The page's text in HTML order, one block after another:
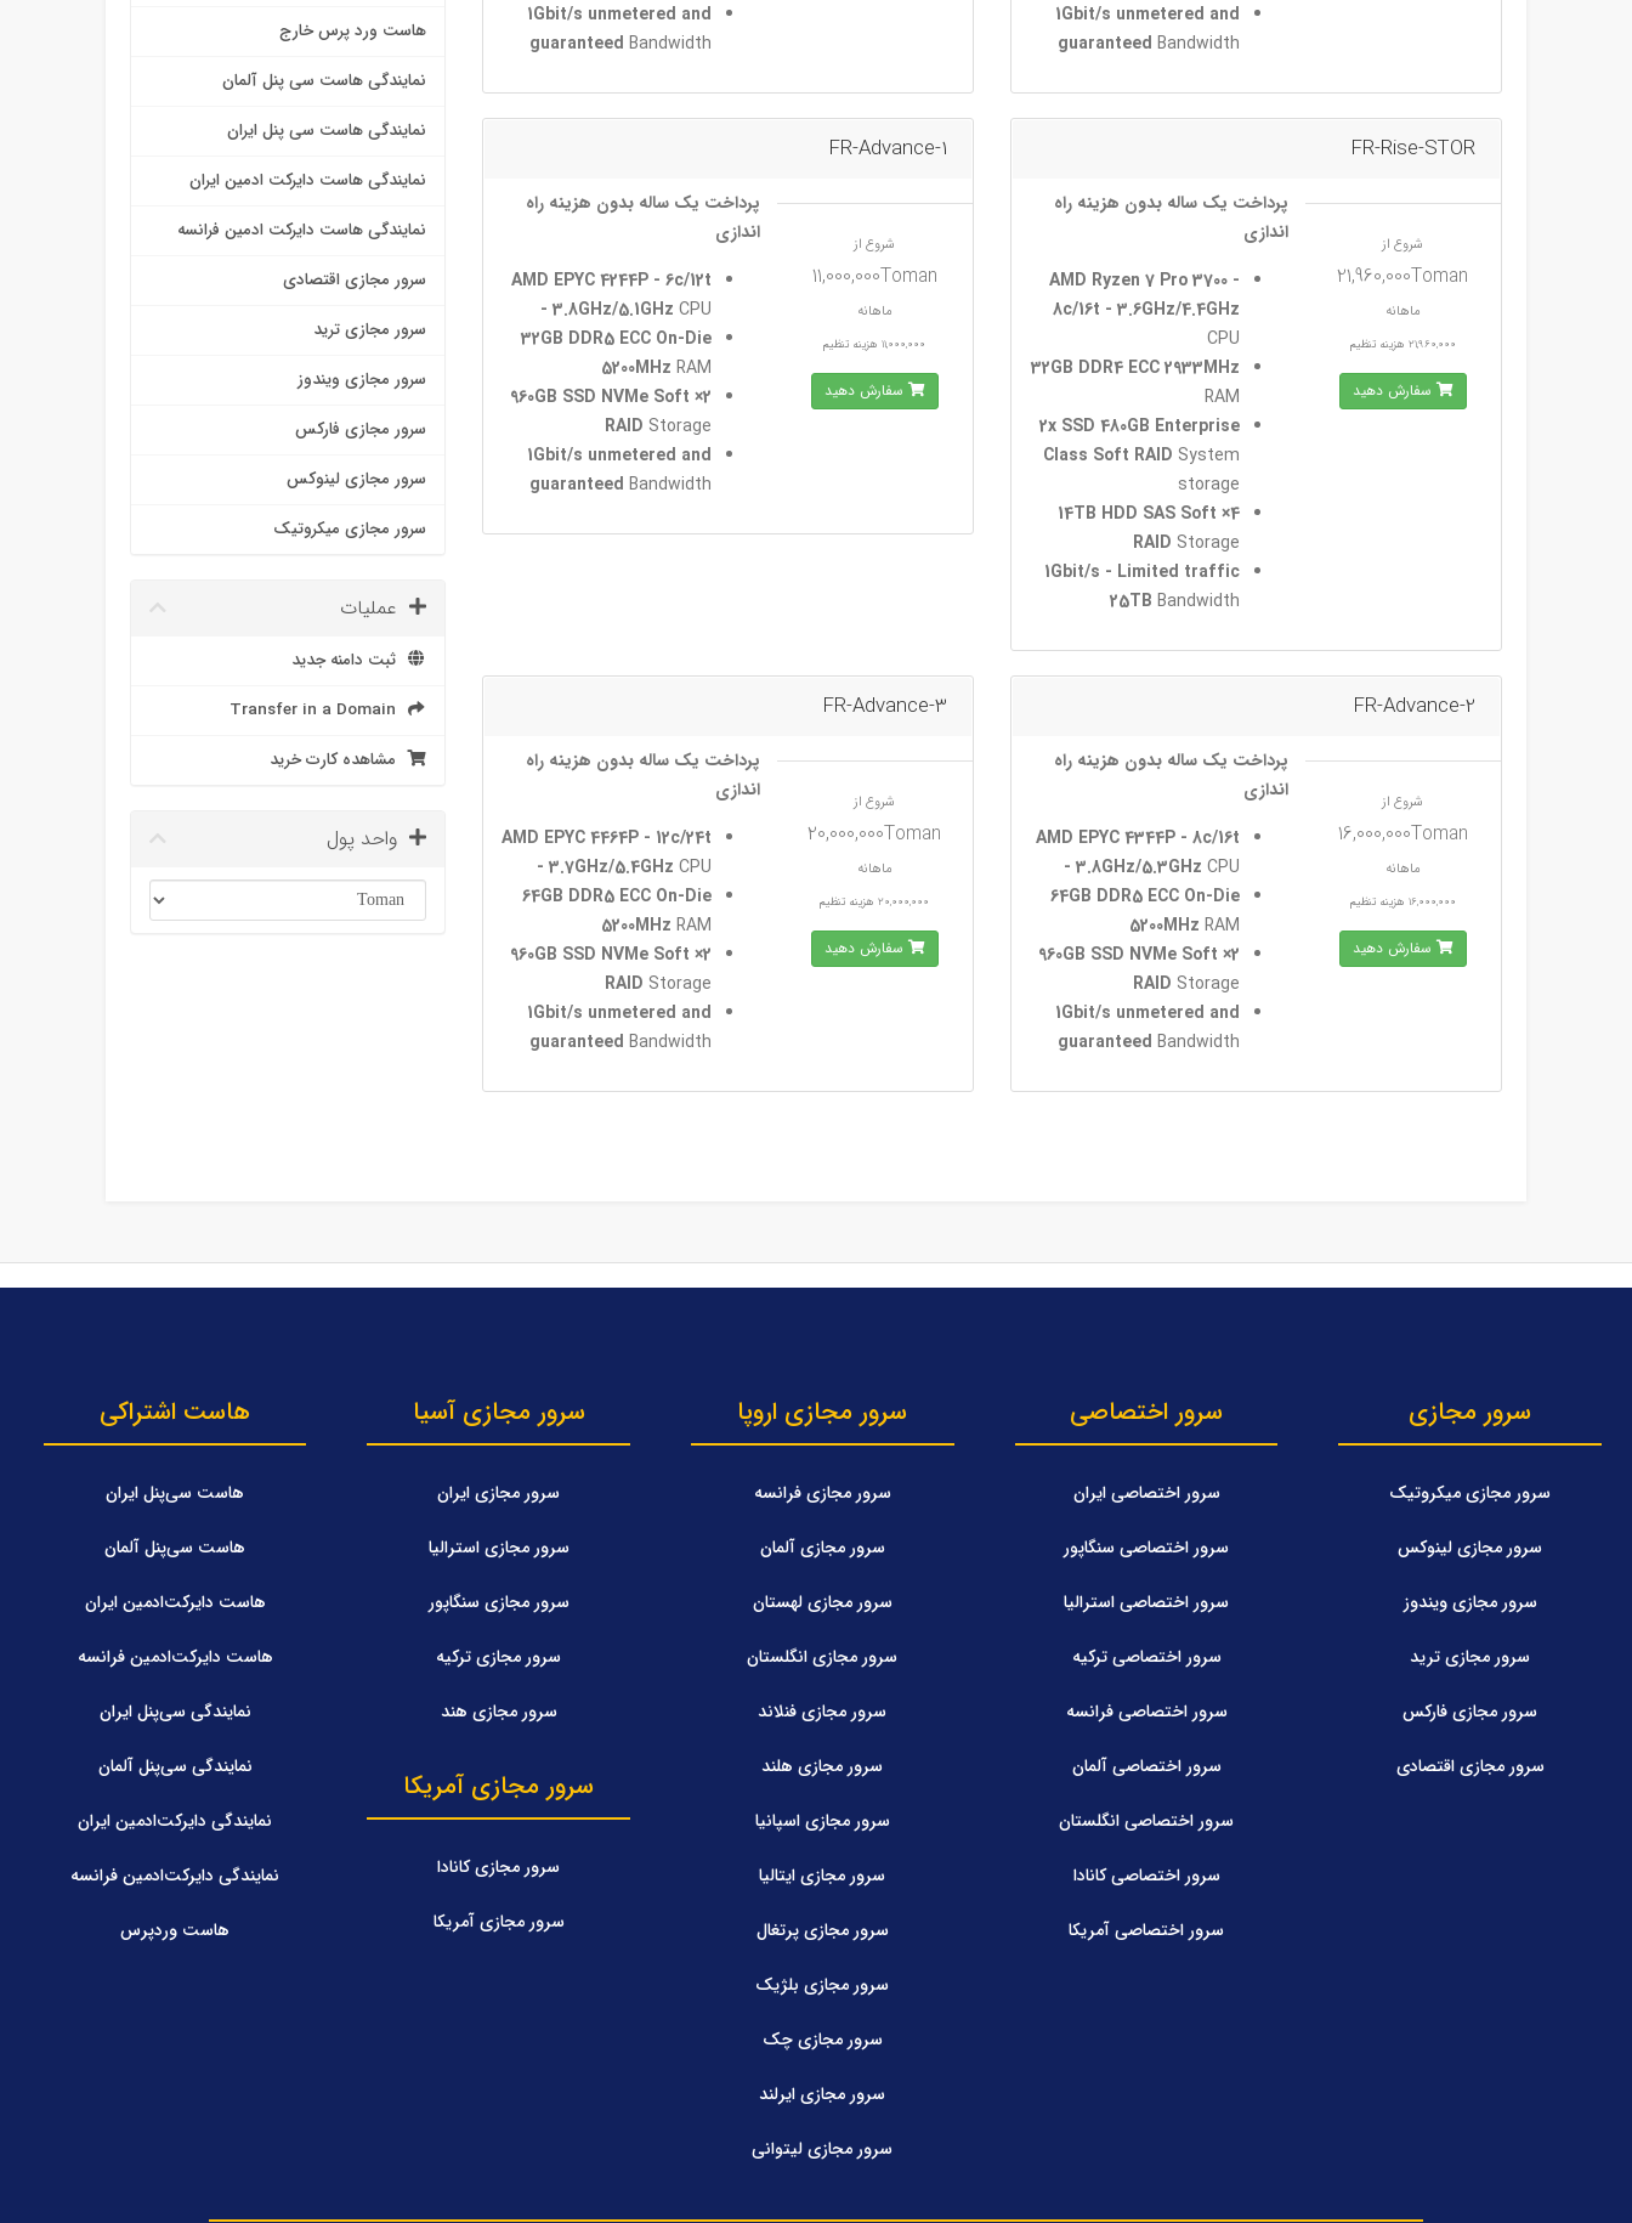
هاست ورد پرس خارج
نمایندگی هاست سی پنل آلمان
نمایندگی هاست سی پنل ایران
نمایندگی هاست دایرکت ادمین ایران
نمایندگی هاست دایرکت ادمین فرانسه
سرور مجازی اقتصادی
سرور مجازی ترید
سرور مجازی ویندوز
سرور مجازی فارکس
سرور مجازی لینوکس
سرور مجازی میکروتیک
عملیات
ثبت دامنه جدید
مشاهده کارت خرید
واحد پول
1Gbit/s unmetered and
guaranteed Bandwidth
1Gbit/s unmetered and
guaranteed Bandwidth
FR-Rise-STOR
پرداخت یک ساله بدون هزینه راه
اندازی
AMD Ryzen 7 Pro 3700 -
8c/16t - 3.6GHz/4.4GHz
CPU
32GB DDR4 ECC 2933MHz
RAM
2x SSD 480GB Enterprise
Class Soft RAID System
storage
4× 14TB HDD SAS Soft
RAID Storage
1Gbit/s - Limited traffic
25TB Bandwidth
شروع از
21,960,000Toman
ماهانه
21,960,000 هزینه تنظیم
سفارش دهید
FR-Advance-1
پرداخت یک ساله بدون هزینه راه
اندازی
AMD EPYC 4244P - 6c/12t
- 3.8GHz/5.1GHz CPU
32GB DDR5 ECC On-Die
5200MHz RAM
2× 960GB SSD NVMe Soft
RAID Storage
1Gbit/s unmetered and
guaranteed Bandwidth
شروع از
11,000,000Toman
ماهانه
11,000,000 هزینه تنظیم
سفارش دهید
FR-Advance-2
پرداخت یک ساله بدون هزینه راه
اندازی
AMD EPYC 4344P - 8c/16t
- 3.8GHz/5.3GHz CPU
64GB DDR5 ECC On-Die
5200MHz RAM
2× 960GB SSD NVMe Soft
RAID Storage
1Gbit/s unmetered and
guaranteed Bandwidth
شروع از
16,000,000Toman
ماهانه
16,000,000 هزینه تنظیم
سفارش دهید
FR-Advance-3
پرداخت یک ساله بدون هزینه راه
اندازی
AMD EPYC 4464P - 12c/24t
- 3.7GHz/5.4GHz CPU
64GB DDR5 ECC On-Die
5200MHz RAM
2× 960GB SSD NVMe Soft
RAID Storage
1Gbit/s unmetered and
guaranteed Bandwidth
شروع از
20,000,000Toman
ماهانه
20,000,000 هزینه تنظیم
سفارش دهید
سرور مجازی
سرور مجازی میکروتیک
سرور مجازی لینوکس
سرور مجازی ویندوز
سرور مجازی ترید
سرور مجازی فارکس
سرور مجازی اقتصادی
سرور اختصاصی
سرور اختصاصی ایران
سرور اختصاصی سنگاپور
سرور اختصاصی استرالیا
سرور اختصاصی ترکیه
سرور اختصاصی فرانسه
سرور اختصاصی آلمان
سرور اختصاصی انگلستان
سرور اختصاصی کانادا
سرور اختصاصی آمریکا
سرور مجازی اروپا
سرور مجازی فرانسه
سرور مجازی آلمان
سرور مجازی لهستان
سرور مجازی انگلستان
سرور مجازی فنلاند
سرور مجازی هلند
سرور مجازی اسپانیا
سرور مجازی ایتالیا
سرور مجازی پرتغال
سرور مجازی بلژیک
سرور مجازی چک
سرور مجازی ایرلند
سرور مجازی لیتوانی
سرور مجازی آسیا
سرور مجازی ایران
سرور مجازی استرالیا
سرور مجازی سنگاپور
سرور مجازی ترکیه
سرور مجازی هند
سرور مجازی آمریکا
سرور مجازی کانادا
سرور مجازی آمریکا
هاست اشتراکی
هاست سی‌پنل ایران
هاست سی‌پنل آلمان
هاست دایرکت‌ادمین ایران
هاست دایرکت‌ادمین فرانسه
نمایندگی سی‌پنل ایران
نمایندگی سی‌پنل آلمان
نمایندگی دایرکت‌ادمین ایران
نمایندگی دایرکت‌ادمین فرانسه
هاست وردپرس